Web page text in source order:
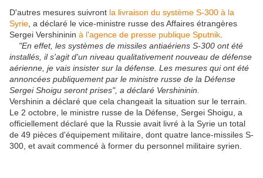
D'autres mesures suivront la livraison du système S-300 à la
Syrie , a déclaré le vice-ministre russe des Affaires étrangères
Sergei Vershininin à l'agence de presse publique Sputnik
"En effet, les systèmes de missiles antiaériens S-300 ont été
installés, il s'agit d'un niveau qualitativement nouveau de défense
aérienne, je vais insister sur la défense. Les mesures qui ont été
annoncées publiquement par le ministre russe de la Défense
Sergei Shoigu seront prises", a déclaré Vershininin.
Vershinin a déclaré que cela changeait la situation sur le terrain.
Le 2 octobre, le ministre russe de la Défense, Sergei Shoigu, a
officiellement déclaré que la Russie avait livré à la Syrie un total
de 49 pièces d'équipement militaire, dont quatre lance-missiles S-
300, et avait commencé à former du personnel militaire syrien.